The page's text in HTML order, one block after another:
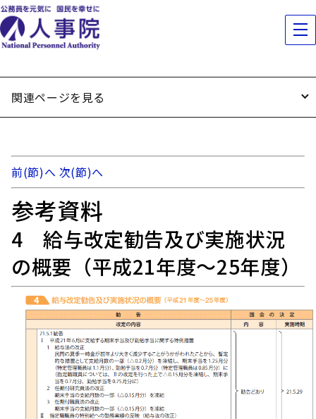
関連ページを見る
前(節)へ 次(節)へ
参考資料
4 給与改定勧告及び実施状況
の概要（平成21年度～25年度）